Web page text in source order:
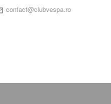
contact@clubvespa.ro